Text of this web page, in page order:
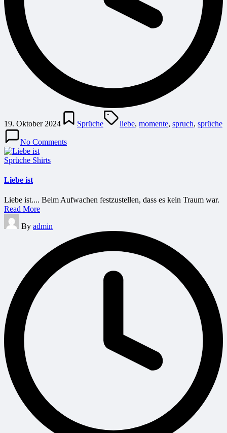
19. Oktober 2024
Posted
in
Sprüche
Tags:
liebe, momente, spruch, sprüche
No Comments
Posted
Sprüche Shirts
Liebe ist
Liebe ist.... Beim Aufwachen festzustellen, dass es kein Traum war.
Read More
Posted
by
By admin